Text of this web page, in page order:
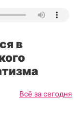
в
Всё за сегодня